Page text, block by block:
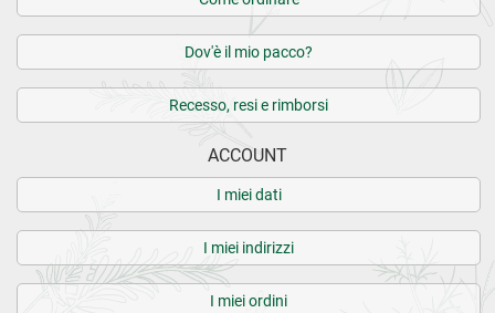
Dov'è il mio pacco?
Recesso, resi e rimborsi
ACCOUNT
I miei dati
I miei indirizzi
I miei ordini